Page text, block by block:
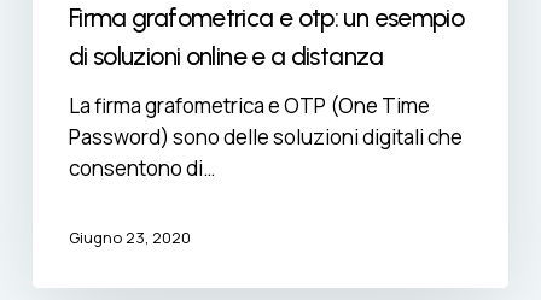
Firma grafometrica e otp: un esempio
di soluzioni online e a distanza
La firma grafometrica e OTP (One Time
Password) sono delle soluzioni digitali che
consentono di…
Giugno 23, 2020